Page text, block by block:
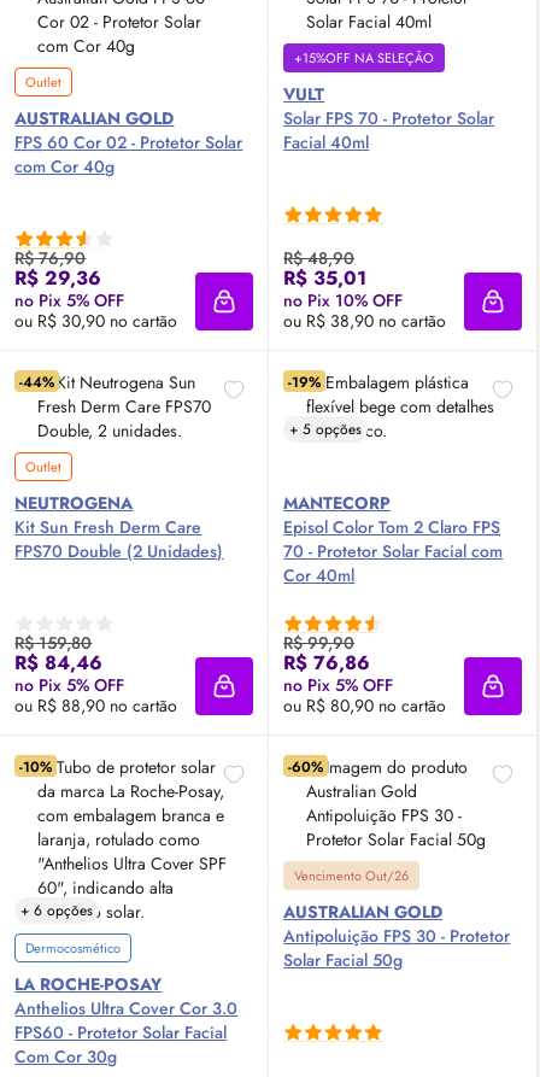
Outlet
AUSTRALIAN GOLD
FPS 60 Cor 02 - Protetor Solar
com Cor 40g
R$ 76,90
R$ 29,36
no Pix 5% OFF
ou R$ 30,90 no cartão
Adicionar à sacola
+15%OFF NA SELEÇÃO
VULT
Solar FPS 70 - Protetor Solar
Facial 40ml
R$ 48,90
R$ 35,01
no Pix 10% OFF
ou R$ 38,90 no cartão
-44%
Outlet
NEUTROGENA
Kit Sun Fresh Derm Care
FPS70 Double (2 Unidades)
R$ 159,80
R$ 84,46
no Pix 5% OFF
ou R$ 88,90 no cartão
Adicionar à sacola
-19%
+ 5 opções
MANTECORP
Episol Color Tom 2 Claro FPS
70 - Protetor Solar Facial com
Cor 40ml
R$ 99,90
R$ 76,86
no Pix 5% OFF
ou R$ 80,90 no cartão
-10%
+ 6 opções
Dermocosmético
LA ROCHE-POSAY
Anthelios Ultra Cover Cor 3.0
FPS60 - Protetor Solar Facial
Com Cor 30g
-60%
Vencimento Out/26
AUSTRALIAN GOLD
Antipoluição FPS 30 - Protetor
Solar Facial 50g